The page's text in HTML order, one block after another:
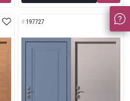
197727